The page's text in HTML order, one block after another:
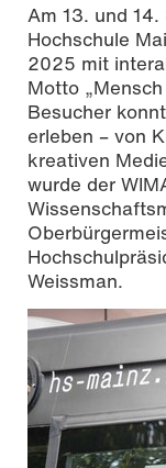
Am 13. und
Hochschule
2025 mit
Motto
Besucher
erleben – von
kreativen
wurde der
Weissman.